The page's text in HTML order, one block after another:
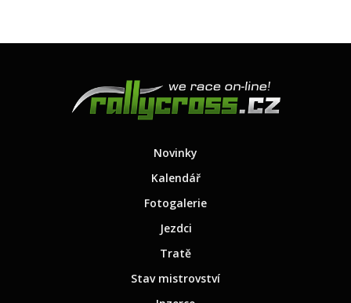
Novinky
Kalendář
Fotogalerie
Jezdci
Tratě
Stav mistrovství